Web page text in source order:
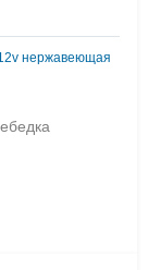
нержавеющая